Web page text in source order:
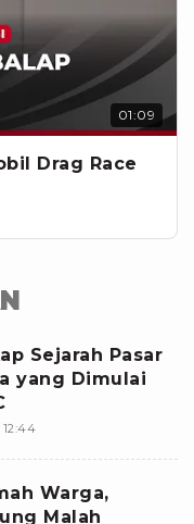
01:09
Drag Race
Sejarah Pasar
yang Dimulai
12:44
Warga,
Malah